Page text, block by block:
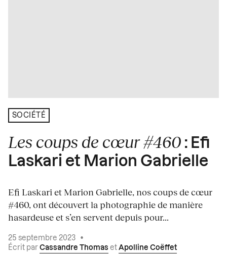
SOCIÉTÉ
Les coups de cœur #460 : Efi
Laskari et Marion Gabrielle
Efi Laskari et Marion Gabrielle, nos coups de cœur
#460, ont découvert la photographie de manière
hasardeuse et s’en servent depuis pour...
25 septembre 2023
•
Écrit par Cassandre Thomas et Apolline Coëffet